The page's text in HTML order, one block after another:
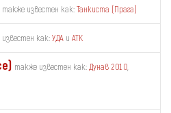
также известен как:Танкиста (Прага)
как:УДА иАТК
также известен как:Дунав 2010,